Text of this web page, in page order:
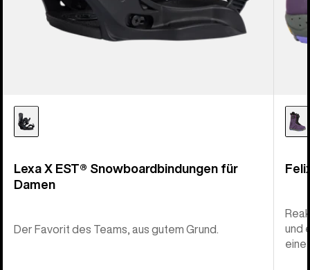
Lexa X EST® Snowboardbindungen für
Damen
Der Favorit des Teams, aus gutem Grund.
und
eine